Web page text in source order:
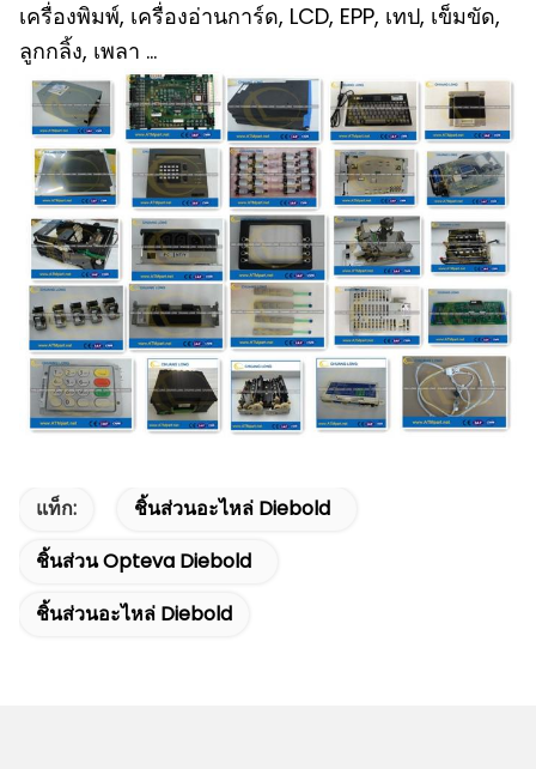
เครื่องพิมพ์, เครื่องอ่านการ์ด, LCD, EPP, เทป, เข็มขัด,
ลูกกลิ้ง, เพลา ...
แท็ก:
ชิ้นส่วนอะไหล่ Diebold
ชิ้นส่วน Opteva Diebold
ชิ้นส่วนอะไหล่ Diebold